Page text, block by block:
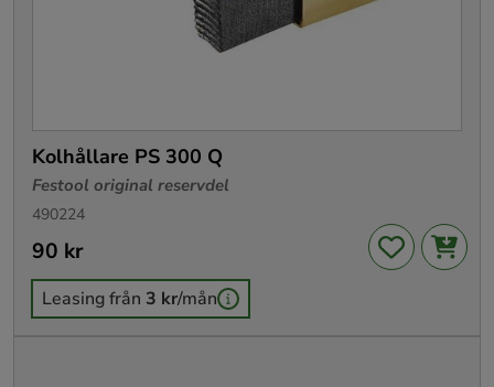
Kolhållare PS 300 Q
Festool original reservdel
490224
Pris :90 kr
90 kr
Leasing från 3 kr/mån